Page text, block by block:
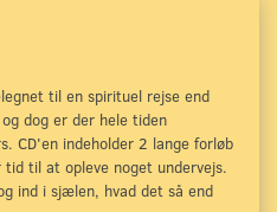
til en spirituel rejse end
dog er der hele tiden
CD'en indeholder 2 lange forløb
til at opleve noget undervejs.
ind i sjælen, hvad det så end